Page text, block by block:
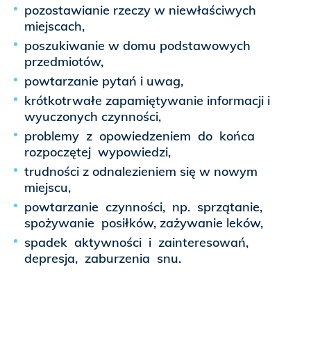
pozostawianie rzeczy w niewłaściwych
miejscach,
poszukiwanie w domu podstawowych
przedmiotów,
powtarzanie pytań i uwag,
krótkotrwałe zapamiętywanie informacji i
wyuczonych czynności,
problemy z opowiedzeniem do końca
rozpoczętej wypowiedzi,
trudności z odnalezieniem się w nowym
miejscu,
powtarzanie czynności, np. sprzątanie,
spożywanie posiłków, zażywanie leków,
spadek aktywności i zainteresowań,
depresja, zaburzenia snu.